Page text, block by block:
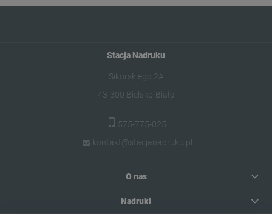
Stacja Nadruku
Sikorskiego 2A
43-300 Bielsko-Biała
575-775-025
kontakt@stacjanadruku.pl
O nas
Nadruki